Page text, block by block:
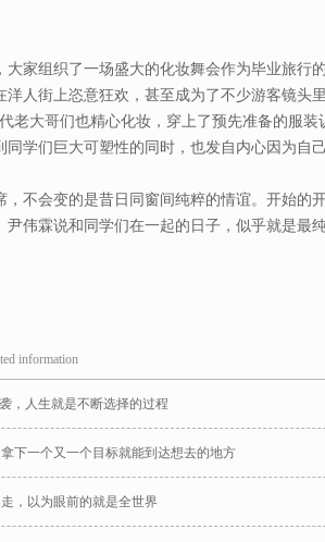
大家组织了一场盛大的化妆舞会作为毕业旅行
洋人街上恣意狂欢，甚至成为了不少游客镜头
老大哥们也精心化妆，穿上了预先准备的服装
同学们巨大可塑性的同时，也发自内心因为自
，不会变的是昔日同窗间纯粹的情谊。开始的
尹伟霖说和同学们在一起的日子，似乎就是最
information
，人生就是不断选择的过程
下一个又一个目标就能到达想去的地方
，以为眼前的就是全世界